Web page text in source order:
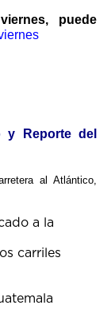
puede
y Reporte del
al Atlántico,
a la
carriles